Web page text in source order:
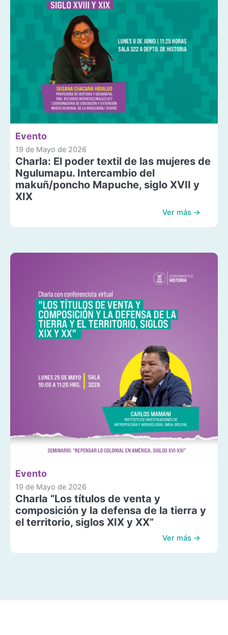
Evento
19 de Mayo de 2026
Charla: El poder textil de las mujeres de
Ngulumapu. Intercambio del
makuñ/poncho Mapuche, siglo XVII y
XIX
Ver más →
Evento
19 de Mayo de 2026
Charla “Los títulos de venta y
composición y la defensa de la tierra y
el territorio, siglos XIX y XX”
Ver más →